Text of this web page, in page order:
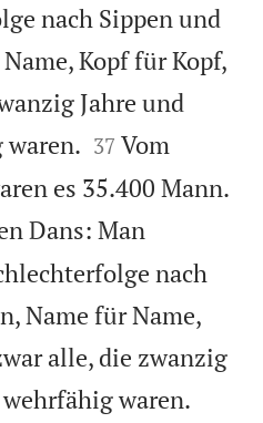
nach Sippen und
Kopf für Kopf,
Jahre und


37 Vom
es 35.400 Mann.
Dans: Man
nach
Name für Name,
alle, die zwanzig
waren.